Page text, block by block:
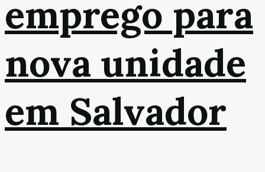
emprego para
nova unidade
em Salvador